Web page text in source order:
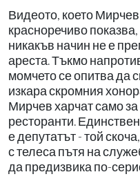
Видеото, което
красноречиво
никакъв начин не е
ареста. Тъкмо
момчето се опитва да
изкара скромния
Мирчев харчат само
ресторанти.
е депутатът - той
с телеса пътя на
да предизвика по-